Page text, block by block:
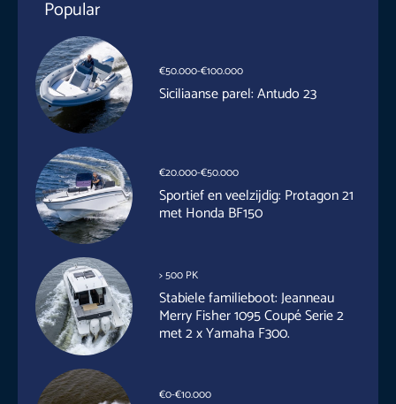
Popular
€50.000-€100.000
Siciliaanse parel: Antudo 23
€20.000-€50.000
Sportief en veelzijdig: Protagon 21
met Honda BF150
> 500 PK
Stabiele familieboot: Jeanneau
Merry Fisher 1095 Coupé Serie 2
met 2 x Yamaha F300.
€0-€10.000